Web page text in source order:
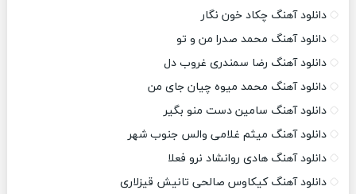
دانلود آهنگ چکاد خون نگار
دانلود آهنگ محمد صدرا من و تو
دانلود آهنگ رضا سمندری غروب دل
دانلود آهنگ محمد میوه چیان جای من
دانلود آهنگ سامین دست منو بگیر
دانلود آهنگ میثم غلامی والس جنوب شهر
دانلود آهنگ هادی روانشاد نرو فعلا
دانلود آهنگ کیکاوس صالحی تانیش قیزلاری